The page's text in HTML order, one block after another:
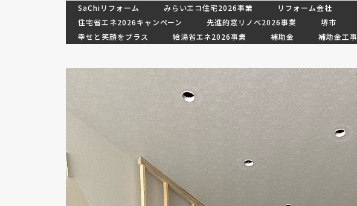
SaChiリフォーム みらいエコ住宅2026事業 リフォーム会社
住宅省エネ2026キャンペーン
先進的窓リノベ2026事業 堺市
幸せと笑顔をプラス
給湯省エネ2026事業 補助金 補助金工事